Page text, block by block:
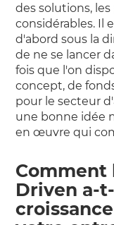
des solutions,
considérables. Il
d'abord sous la
de ne se lancer
fois que l'on
concept, de
pour le secteur
une bonne idée
en œuvre qui
Comment
Driven a-